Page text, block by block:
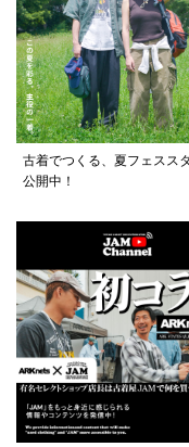
古着でつくる、夏フェスス
公開中！